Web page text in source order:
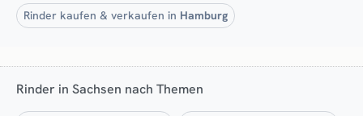
Rinder kaufen & verkaufen in Hamburg
Rinder in Sachsen nach Themen